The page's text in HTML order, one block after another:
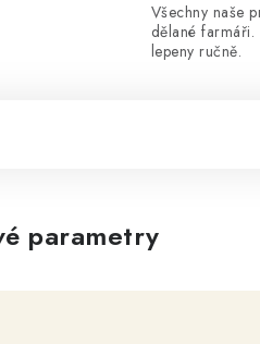
Všechny naše
dělané farmáři.
lepeny ručně.
parametry